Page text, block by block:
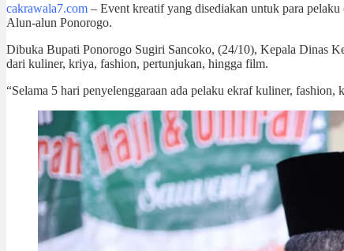
cakrawala7.com – Event kreatif yang disediakan untuk para
Alun-alun Ponorogo.
Dibuka Bupati Ponorogo Sugiri Sancoko, (24/10), Kepala Dinas
dari kuliner, kriya, fashion, pertunjukan, hingga film.
“Selama 5 hari penyelenggaraan ada pelaku ekraf kuliner,